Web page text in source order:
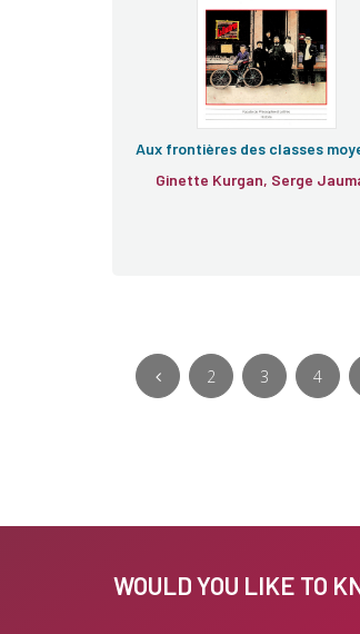
Aux frontières des classes
Ginette Kurgan, Serge
2 3 4
WOULD YOU LIKE TO